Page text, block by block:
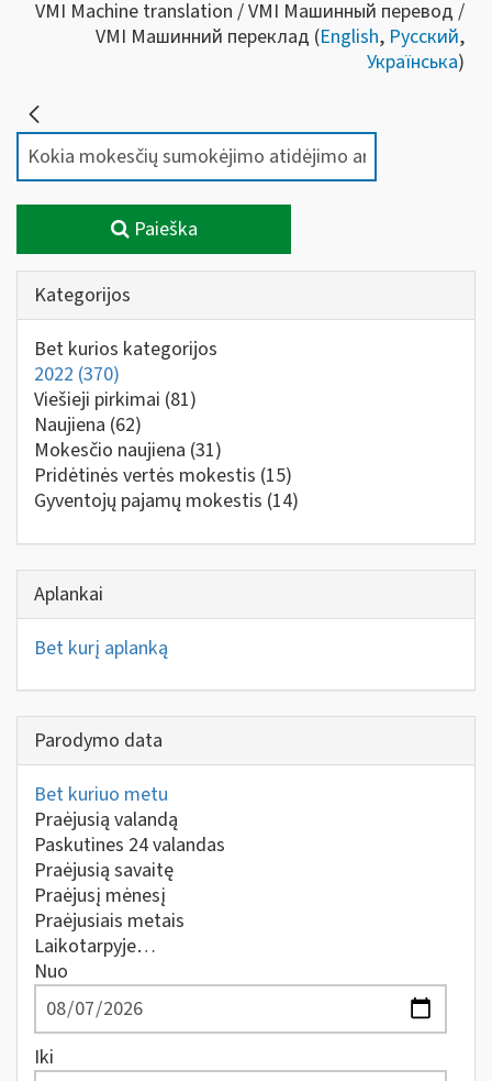
VMI Machine translation / VMI Машинный перевод /
VMI Машинний переклад (English, Русский,
Українська)
Paieška
Kategorijos
Bet kurios kategorijos
2022 (370)
Viešieji pirkimai (81)
Naujiena (62)
Mokesčio naujiena (31)
Pridėtinės vertės mokestis (15)
Gyventojų pajamų mokestis (14)
Aplankai
Bet kurį aplanką
Parodymo data
Bet kuriuo metu
Praėjusią valandą
Paskutines 24 valandas
Praėjusią savaitę
Praėjusį mėnesį
Praėjusiais metais
Laikotarpyje…
Nuo
Iki